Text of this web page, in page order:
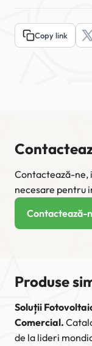
Copy link
Contactează-
necesare pentru
Contactează-
Produse
Soluții
Comercial.
de la lideri